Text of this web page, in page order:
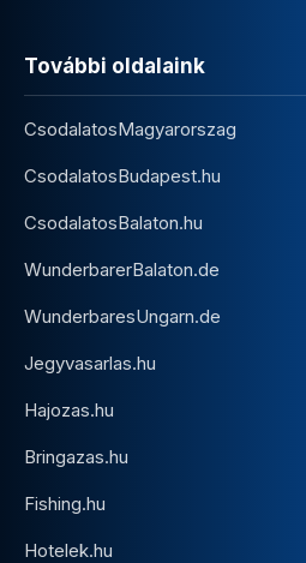
További oldalaink
CsodalatosMagyarorszag
CsodalatosBudapest.hu
CsodalatosBalaton.hu
WunderbarerBalaton.de
WunderbaresUngarn.de
Jegyvasarlas.hu
Hajozas.hu
Bringazas.hu
Fishing.hu
Hotelek.hu